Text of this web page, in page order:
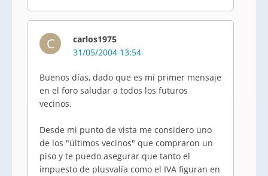
C
carlos1975
31/05/2004 13:54
Buenos días, dado que es mi primer mensaje
en el foro saludar a todos los futuros
vecinos.
Desde mi punto de vista me considero uno
de los "últimos vecinos" que compraron un
piso y te puedo asegurar que tanto el
impuesto de plusvalía como el IVA figuran en